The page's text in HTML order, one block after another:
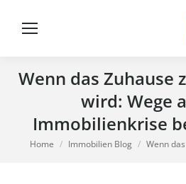
Wenn das Zuhause
wird: Wege
Immobilienkrise
You are here:
Home Immobilien Blog Wenn